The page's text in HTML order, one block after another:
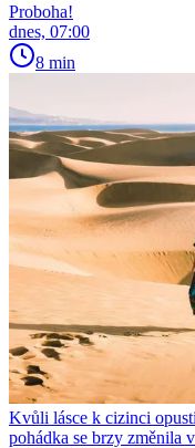
Proboha!
dnes, 07:00
8 min
Kvůli lásce k cizinci
pohádka se brzy změnila